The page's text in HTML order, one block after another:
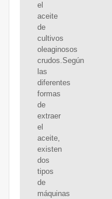
el
aceite
de
cultivos
oleaginosos
crudos.Según
las
diferentes
formas
de
extraer
el
aceite,
existen
dos
tipos
de
máquinas